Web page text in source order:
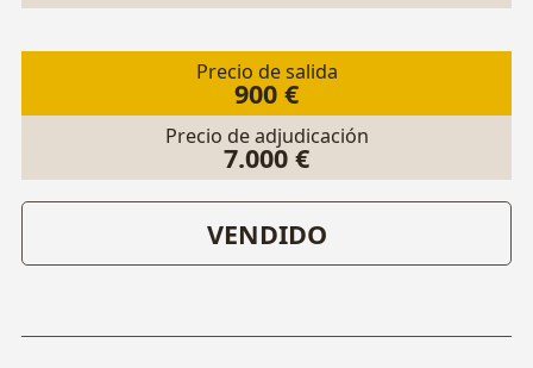
Precio de salida
900 €
Precio de adjudicación
7.000 €
VENDIDO